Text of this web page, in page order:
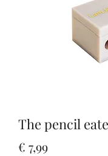
The pencil
€ 7,99Prijs